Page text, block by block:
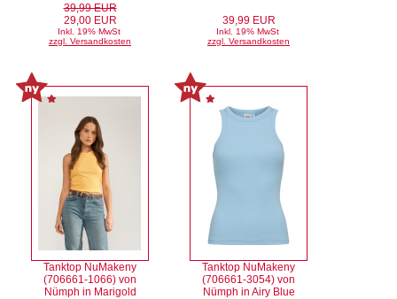
39,99 EUR
29,00 EUR
Inkl. 19% MwSt
zzgl. Versandkosten
39,99 EUR
Inkl. 19% MwSt
zzgl. Versandkosten
Tanktop NuMakeny
(706661-1066) von
Nümph in Marigold
Tanktop NuMakeny
(706661-3054) von
Nümph in Airy Blue